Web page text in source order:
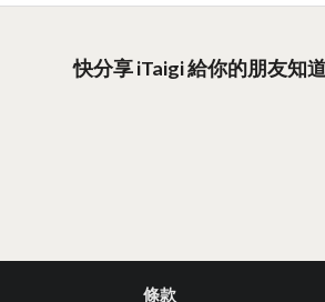
快分享 iTaigi 給你的朋友知
條款